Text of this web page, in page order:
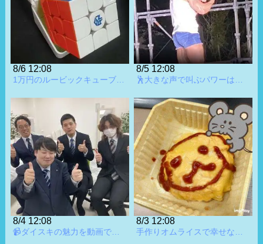
い】のが当社の特徴です。大変な仕事ですが、現スタッフはや
りがいを感じ勤務してくれています。
●私たちは風俗の仕事に真面目に向き合って働いております。長
く働ける職場を探されている方！「社会保険・厚生年金・労災
保険・雇用保険」等もちろん完備しております。社員寮の用意
●ドライバー随時募集中
フルタイムで働ける方、特に優遇です！「昼夜・勤務時間・勤
務日数」など、お気軽にご相談ください。
＊当グループは法令遵守を第一に【顧問弁護士】による適切な
指導の下、健全営業しております。反社会的勢力との関りは一
切ございませんので、安心して働いていただけます。又【顧問
税理士】の指導の下、正しく納税しておりますので「とっぱら
い」などでの給与支給は行っておりません。
総額:418,000円
スタッフのホンネ!
よいお店になっていくことを期待しながら勤務
していると、よい点悪い点と色々なことに気がつく
ので、とてもやりがいのある仕事です！自分の声が
給与:388,000円
名前
ツボタさん/店舗スタッフ
役職
一般
年齢
35歳
勤務期間
令和８年１月入社です❗️
給与明細
👍基本給: 358,000円
👍各種手当: 30,000円
総額:388,000円
8/6 12:08
1万円のルービックキューブを買いました😊
8/5 12:08
8/4 12:08
📹ダイスキの魅力を動画でお届けします！📹
8/3 12:08